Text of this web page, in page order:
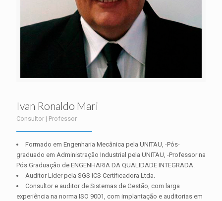
Ivan Ronaldo Mari
Consultor | Professor
Formado em Engenharia Mecânica pela UNITAU, -Pós-
graduado em Administração Industrial pela UNITAU, -Professor na
Pós Graduação de ENGENHARIA DA QUALIDADE INTEGRADA.
Auditor Líder pela SGS ICS Certificadora Ltda.
Consultor e auditor de Sistemas de Gestão, com larga
experiência na norma ISO 9001, com implantação e auditorias em